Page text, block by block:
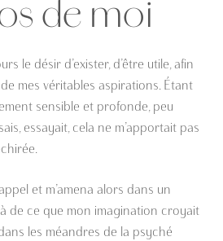
de moi
le désir d’exister, d’être utile, afin
mes véritables aspirations. Étant
sensible et profonde, peu
essayait, cela ne m’apportait pas
et m’amena alors dans un
de ce que mon imagination croyait
les méandres de la psyché